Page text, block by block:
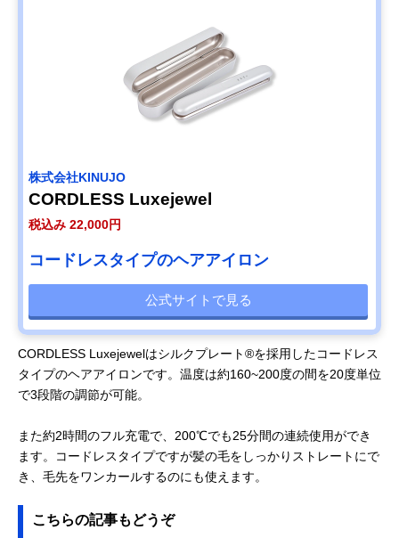
株式会社KINUJO
CORDLESS Luxejewel
税込み 22,000円
コードレスタイプのヘアアイロン
公式サイトで見る
CORDLESS Luxejewelはシルクプレート®を採用したコードレス
タイプのヘアアイロンです。温度は約160~200度の間を20度単位
で3段階の調節が可能。
また約2時間のフル充電で、200℃でも25分間の連続使用ができ
ます。コードレスタイプですが髪の毛をしっかりストレートにで
き、毛先をワンカールするのにも使えます。
こちらの記事もどうぞ